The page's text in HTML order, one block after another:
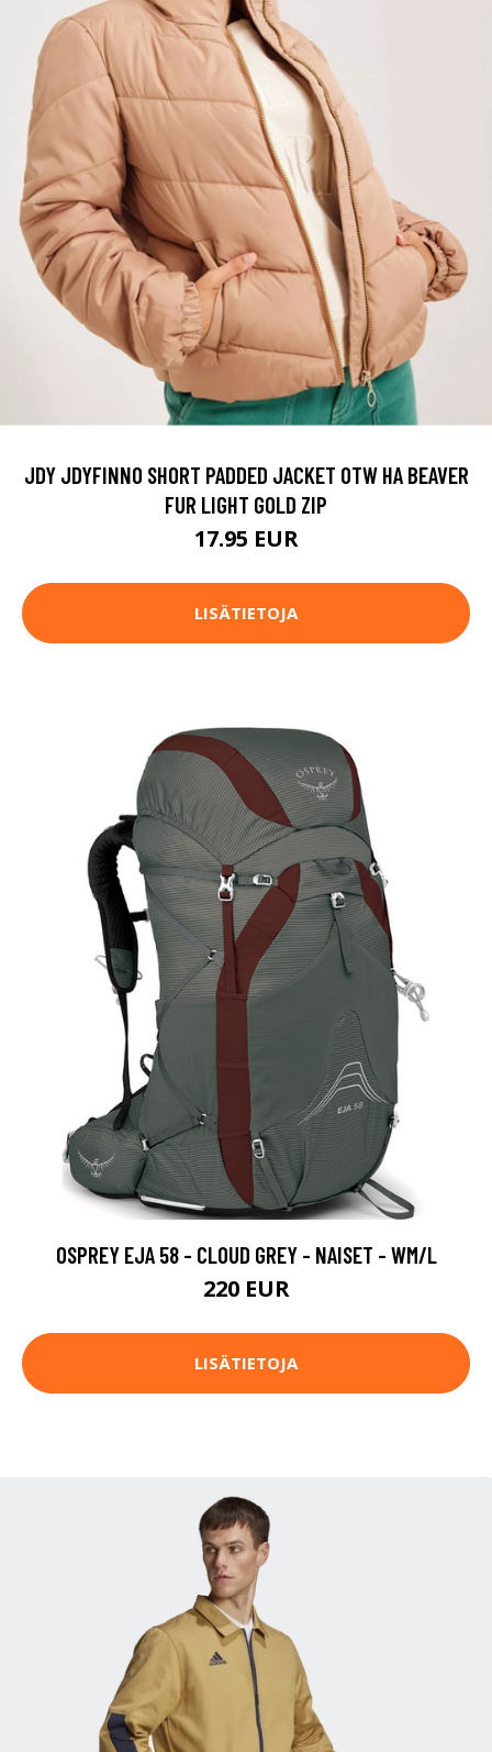
JDY JDYFINNO SHORT PADDED JACKET OTW HA BEAVER
FUR LIGHT GOLD ZIP
17.95 EUR
LISÄTIETOJA
OSPREY EJA 58 - CLOUD GREY - NAISET - WM/L
220 EUR
LISÄTIETOJA